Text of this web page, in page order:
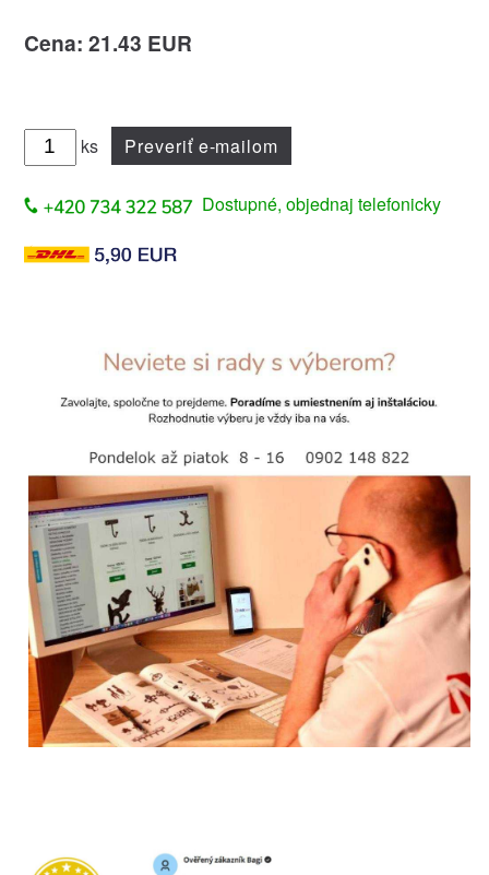
Cena: 21.43 EUR
ks Preveriť e-mailom
Dostupné, objednaj telefonicky